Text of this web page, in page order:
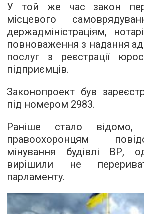
У той же час закон
місцевого
держадміністраціям,
повноваження з надання
послуг з реєстрації
підприємців.
Законопроект був
під номером 2983.
Раніше стало відомо,
правоохоронцям
мінування будівлі ВР,
вирішили не
парламенту.